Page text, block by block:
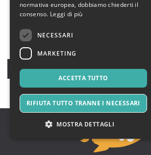
,
normativa europea, dobbiamo chiederti il
consenso. Leggi di più
NECESSARI
MARKETING
ACCETTA TUTTO
RIFIUTA TUTTO TRANNE I NECESSARI
MOSTRA DETTAGLI